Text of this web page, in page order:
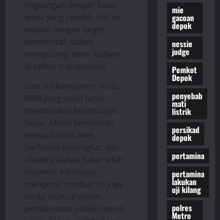
lingkungan dengan kadar
emisi yang rendah. Hal ini
sejalan dengan target
pemerintah dalam
mengurangi emisi karbon
di sektor transportasi.
Dari sisi konsumen, mutu
BBM yang stabil tentu
memberikan keuntungan
besar. Mesin kendaraan
menjadi lebih awet,
performa meningkat, dan
efisiensi bahan bakar lebih
terjamin. Informasi
mengenai manfaat ini juga
kerap muncul dalam
pemberitaan publik seperti
mie
gacoan
depok
nessie
judge
Pemkot
Depok
penyebab
mati
listrik
persikad
depok
pertamina
pertamina
lakukan
uji kilang
polres
Metro